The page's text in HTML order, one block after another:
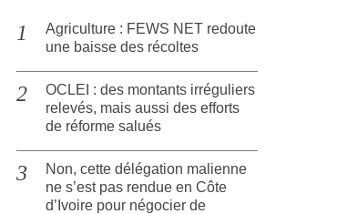
Agriculture : FEWS NET redoute
une baisse des récoltes
OCLEI : des montants irréguliers
relevés, mais aussi des efforts
de réforme salués
Non, cette délégation malienne
ne s’est pas rendue en Côte
d’Ivoire pour négocier de